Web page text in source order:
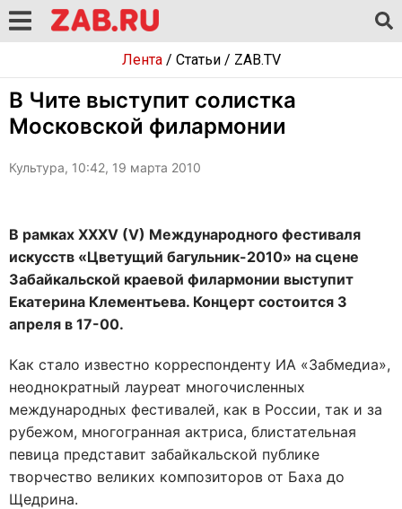
Лента/ Статьи/ ZAB.TV
В Чите выступит солистка
Московской филармонии
Культура, 10:42, 19 марта 2010
В рамках XXXV (V) Международного фестиваля
искусств «Цветущий багульник-2010» на сцене
Забайкальской краевой филармонии выступит
Екатерина Клементьева. Концерт состоится 3
апреля в 17-00.
Как стало известно корреспонденту ИА «Забмедиа»,
неоднократный лауреат многочисленных
международных фестивалей, как в России, так и за
рубежом, многогранная актриса, блистательная
певица представит забайкальской публике
творчество великих композиторов от Баха до
Щедрина.